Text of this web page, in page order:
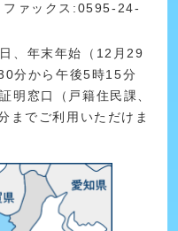
ファックス:0595-24-
、年末年始（12月29
分から午後5時15分
明窓口（戸籍住民課、
までご利用いただけま